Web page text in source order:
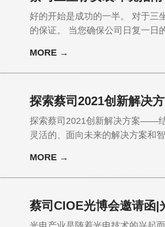
好的开始是成功的一半。 对于三
的保证。 当您确保公司日复一
MORE →
探索蔡司2021创新解决
探索蔡司2021创新解决方案——
灵活的、面向未来的解决方案和
MORE →
蔡司CIOE光博会邀请函|